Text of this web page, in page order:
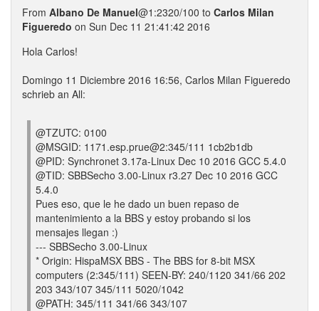
From Albano De Manuel@1:2320/100 to Carlos Milan
Figueredo on Sun Dec 11 21:41:42 2016
Hola Carlos!
Domingo 11 Diciembre 2016 16:56, Carlos Milan Figueredo
schrieb an All:
@TZUTC: 0100
@MSGID: 1171.esp.prue@2:345/111 1cb2b1db
@PID: Synchronet 3.17a-Linux Dec 10 2016 GCC 5.4.0
@TID: SBBSecho 3.00-Linux r3.27 Dec 10 2016 GCC
5.4.0
Pues eso, que le he dado un buen repaso de
mantenimiento a la BBS y estoy probando si los
mensajes llegan :)
--- SBBSecho 3.00-Linux
* Origin: HispaMSX BBS - The BBS for 8-bit MSX
computers (2:345/111) SEEN-BY: 240/1120 341/66 202
203 343/107 345/111 5020/1042
@PATH: 345/111 341/66 343/107